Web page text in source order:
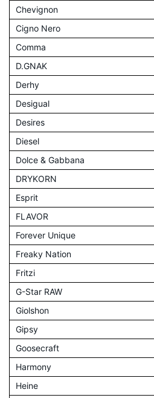
Chevignon
Cigno Nero
Comma
D.GNAK
Derhy
Desigual
Desires
Diesel
Dolce & Gabbana
DRYKORN
Esprit
FLAVOR
Forever Unique
Freaky Nation
Fritzi
G-Star RAW
Giolshon
Gipsy
Goosecraft
Harmony
Heine